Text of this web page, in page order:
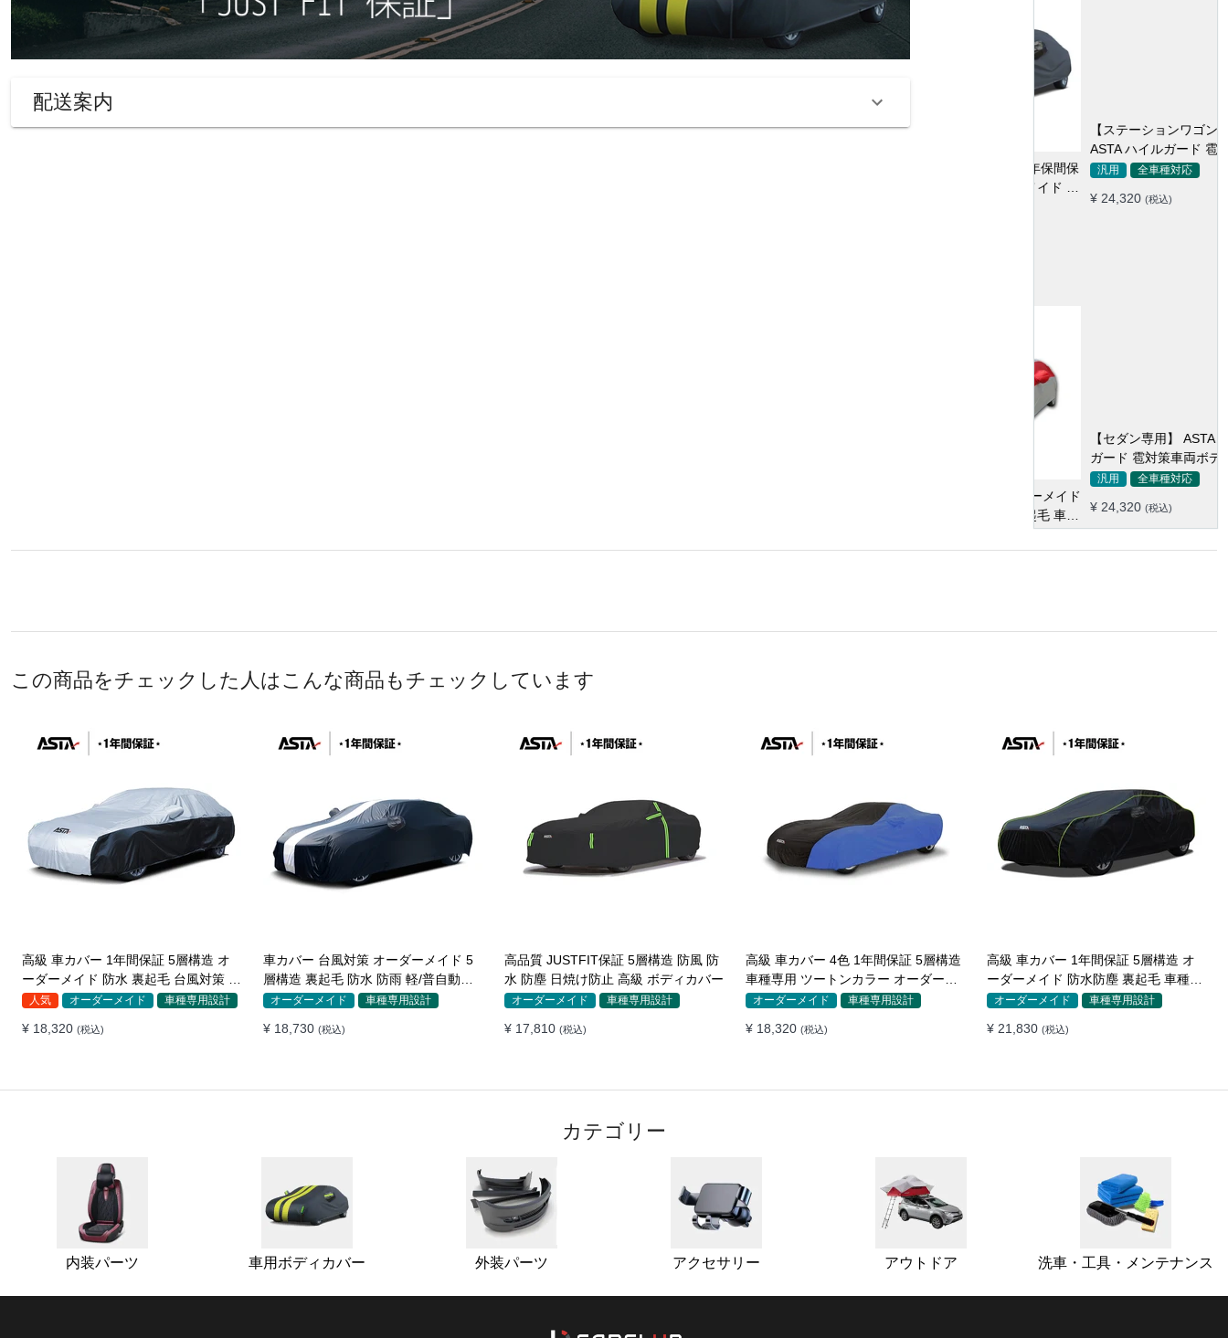
配送案内
【ステーションワゴン専用】
ASTA ハイルガード 雹対策車
両ボディカバー 5層構造 雹対
策 厚手 凍結防止 防雪防風 極
厚 防風ロープ付き
汎用 全車種対応
¥ 24,320 (税込)
【セダン専用】 ASTA ハイル
ガード 雹対策車両ボディカバ
ー 5層構造 雹対策 厚手 凍結
防止 防雪防風 極厚 防風ロー
プ付きボディカバー
全車種対応
¥ 24,320 (税込)
この商品をチェックした人はこんな商品もチェックしています
高級 車カバー 1年間保証 5層構造 オ
ーダーメイド 防水 裏起毛 台風対策 黄
砂対策 車種専用
人気 オーダーメイド 車種専用設計
¥ 18,320 (税込)
車カバー 台風対策 オーダーメイド 5
層構造 裏起毛 防水 防雨 軽/普自動車
SUV対応 おすすめ
オーダーメイド 車種専用設計
¥ 18,730 (税込)
高品質 JUSTFIT保証 5層構造 防風 防
水 防塵 日焼け防止 高級 ボディカバー
オーダーメイド 車種専用設計
¥ 17,810 (税込)
高級 車カバー 4色 1年間保証 5層構造
車種専用 ツートンカラー オーダーメ
イド 防水 耐久性
オーダーメイド 車種専用設計
¥ 18,320 (税込)
高級 車カバー 1年間保証 5層構造 オ
ーダーメイド 防水防塵 裏起毛 車種専
用オーダーメイド 車種専用設計
¥ 21,830 (税込)
カテゴリー
内装パーツ 車用ボディカバー 外装パーツ アクセサリー アウトドア 洗車・工具・メンテナンス